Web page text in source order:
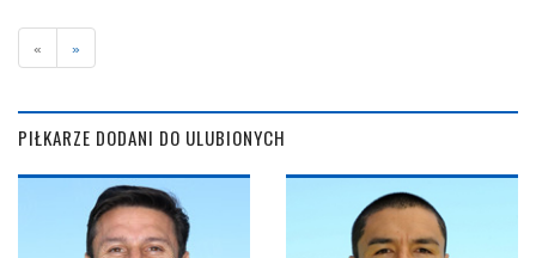
« »
PIŁKARZE DODANI DO ULUBIONYCH